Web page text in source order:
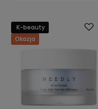
K-beauty
Okazja